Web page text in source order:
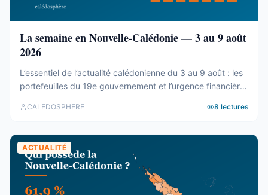
La semaine en Nouvelle-Calédonie — 3 au 9 août
2026
L’essentiel de l’actualité calédonienne du 3 au 9 août : les
portefeuilles du 19e gouvernement et l’urgence financière,
Mont-Dore, le Betico en panne et le Forum du Pacifique
CALEDOSPHERE 8 lectures
ACTUALITÉ